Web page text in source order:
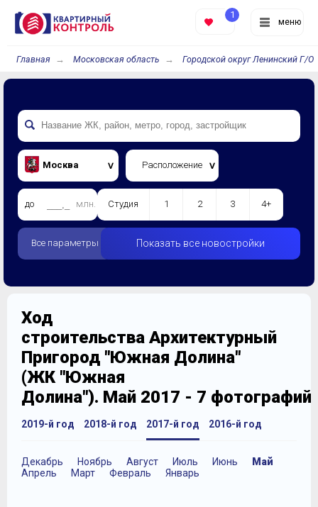
меню
1
Главная Московская область Городской округ Ленинский Г/О
Москва Расположение
до млн. Студия 1 2 3 4+
Все параметры Показать все новостройки
Ход
строительства Архитектурный
Пригород "Южная Долина"
(ЖК "Южная
Долина"). Май 2017 - 7 фотографий
2019-й год 2018-й год 2017-й год
Декабрь Ноябрь Август Июль Июнь
Май
Апрель
Март Февраль Январь
2016-й год